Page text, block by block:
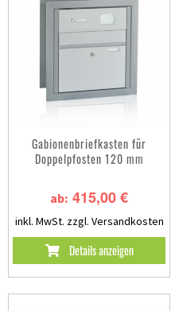
Gabionenbriefkasten für
Doppelpfosten 120 mm
ab: 415,00 €
inkl. MwSt. zzgl. Versandkosten
Details anzeigen